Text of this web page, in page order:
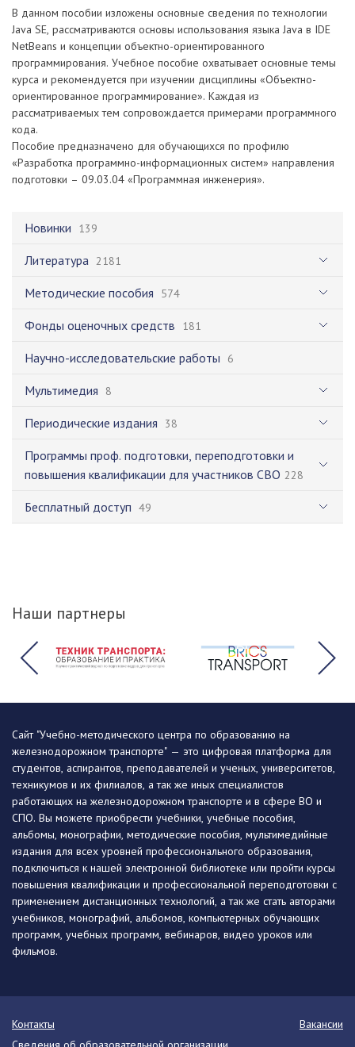
Новинки 139
Литература 2181
Методические пособия 574
Фонды оценочных средств 181
Научно-исследовательские работы 6
Мультимедия 8
Периодические издания 38
Программы проф. подготовки, переподготовки и
повышения квалификации для участников СВО 228
Бесплатный доступ 49
В данном пособии изложены основные сведения по технологии
Java SE, рассматриваются основы использования языка Java в IDE
NetBeans и концепции объектно-ориентированного
программирования. Учебное пособие охватывает основные темы
курса и рекомендуется при изучении дисциплины «Объектно-
ориентированное программирование». Каждая из
рассматриваемых тем сопровождается примерами программного
кода.
Пособие предназначено для обучающихся по профилю
«Разработка программно-информационных систем» направления
подготовки – 09.03.04 «Программная инженерия».
Наши партнеры
Сайт "Учебно-методического центра по образованию на
железнодорожном транспорте" — это цифровая платформа для
студентов, аспирантов, преподавателей и ученых, университетов,
техникумов и их филиалов, а так же иных специалистов
работающих на железнодорожном транспорте и в сфере ВО и
СПО. Вы можете приобрести учебники, учебные пособия,
альбомы, монографии, методические пособия, мультимедийные
издания для всех уровней профессионального образования,
подключиться к нашей электронной библиотеке или пройти курсы
повышения квалификации и профессиональной переподготовки с
применением дистанционных технологий, а так же стать авторами
учебников, монографий, альбомов, компьютерных обучающих
программ, учебных программ, вебинаров, видео уроков или
фильмов.
Контакты
Вакансии